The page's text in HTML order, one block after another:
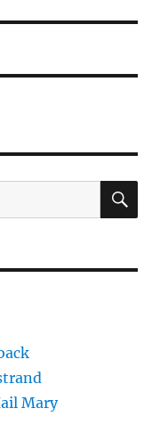
Mary